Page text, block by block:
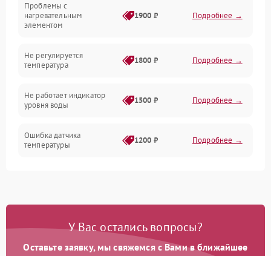
Механика
Проблемы с
нагревательным
элементом
1900 ₽ Подробнее →
Не регулируется
температура
1800 ₽ Подробнее →
Не работает индикатор
уровня воды
1500 ₽ Подробнее →
Ошибка датчика
температуры
1200 ₽ Подробнее →
Ошибка платы управления 1500 ₽ Подробнее →
1200 ₽
У Вас остались вопросы?
Оставьте заявку, мы свяжемся с Вами в ближайшее